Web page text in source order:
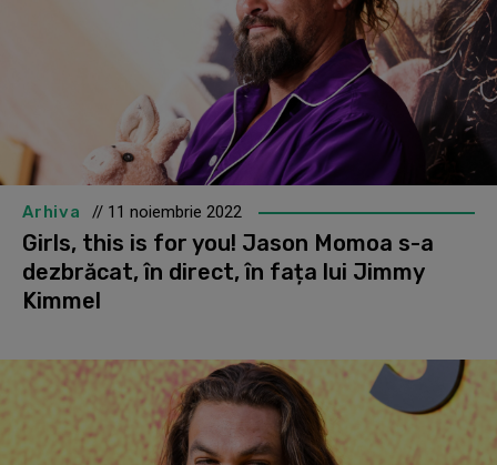
Arhiva // 11 noiembrie 2022
Girls, this is for you! Jason Momoa s-a
dezbrăcat, în direct, în fața lui Jimmy
Kimmel